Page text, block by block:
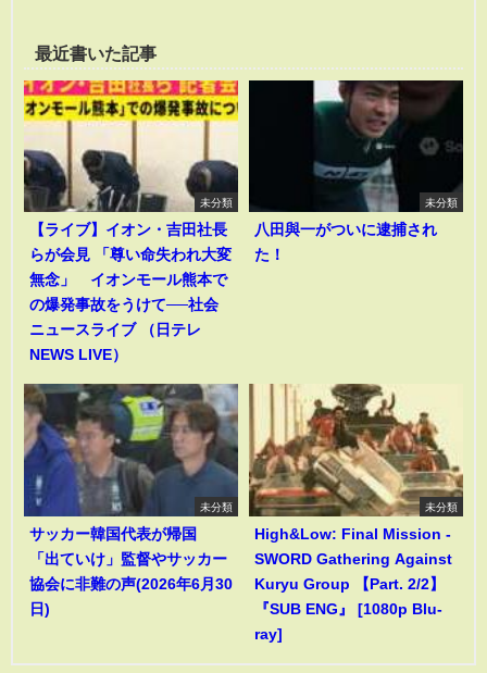
最近書いた記事
未分類
【ライブ】イオン・吉田社長
らが会見 「尊い命失われ大変
無念」 イオンモール熊本で
の爆発事故をうけて──社会
ニュースライブ （日テレ
NEWS LIVE）
未分類
八田與一がついに逮捕され
た！
未分類
サッカー韓国代表が帰国
「出ていけ」監督やサッカー
協会に非難の声(2026年6月30
日)
未分類
High&Low: Final Mission -
SWORD Gathering Against
Kuryu Group 【Part. 2/2】
『SUB ENG』 [1080p Blu-
ray]